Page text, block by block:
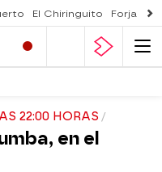
El Chiringuito Forjado
22:00 HORAS
en el